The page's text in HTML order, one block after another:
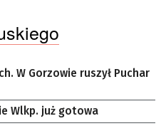
W Gorzowie ruszył Puchar
Wlkp. już gotowa